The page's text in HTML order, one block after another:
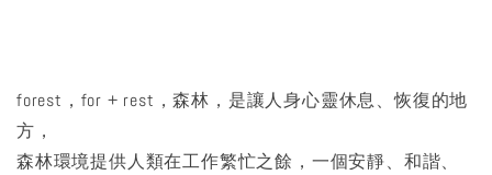
forest，for + rest，森林，是讓人身心靈休息、恢復的地
方，
森林環境提供人類在工作繁忙之餘，一個安靜、和諧、